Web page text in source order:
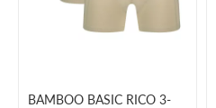
BAMBOO BASIC RICO 3-